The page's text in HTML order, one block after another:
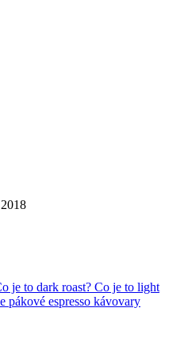
je to dark roast? Co je to light
espresso kávovary